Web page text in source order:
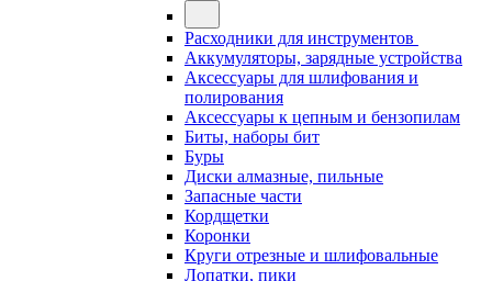
Расходники для инструментов
Аккумуляторы, зарядные устройства
Аксессуары для шлифования и
полирования
Аксессуары к цепным и бензопилам
Биты, наборы бит
Буры
Диски алмазные, пильные
Запасные части
Кордщетки
Коронки
Круги отрезные и шлифовальные
Лопатки, пики